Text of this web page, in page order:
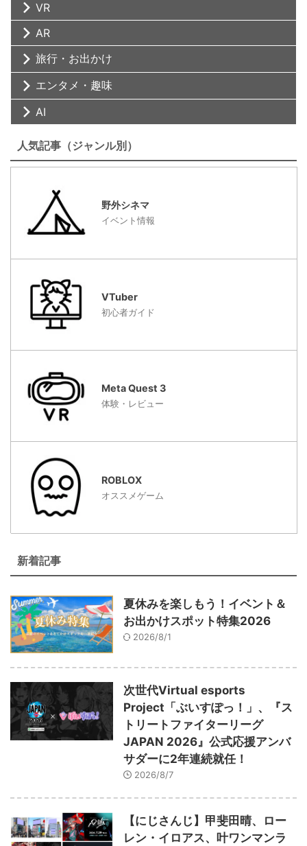
VR
AR
旅行・お出かけ
エンタメ・趣味
AI
人気記事（ジャンル別）
野外シネマ
イベント情報
VTuber
初心者ガイド
Meta Quest 3
体験・レビュー
ROBLOX
オススメゲーム
新着記事
夏休みを楽しもう！イベント＆
お出かけスポット特集2026
2026/8/1
次世代Virtual esports
Project「ぶいすぽっ！」、『ス
トリートファイターリーグ
JAPAN 2026』公式応援アンバ
サダーに2年連続就任！
2026/8/7
【にじさんじ】甲斐田晴、ロー
レン・イロアス、叶ワンマンラ